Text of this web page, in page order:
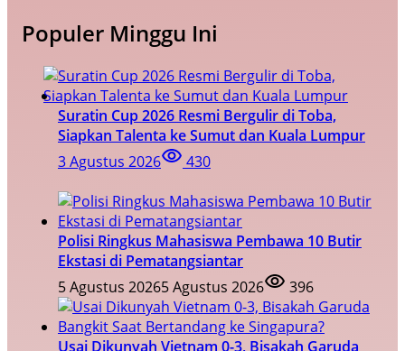
Populer Minggu Ini
Suratin Cup 2026 Resmi Bergulir di Toba,
Siapkan Talenta ke Sumut dan Kuala Lumpur
3 Agustus 2026
430
Polisi Ringkus Mahasiswa Pembawa 10 Butir
Ekstasi di Pematangsiantar
5 Agustus 20265 Agustus 2026 396
Usai Dikunyah Vietnam 0-3, Bisakah Garuda